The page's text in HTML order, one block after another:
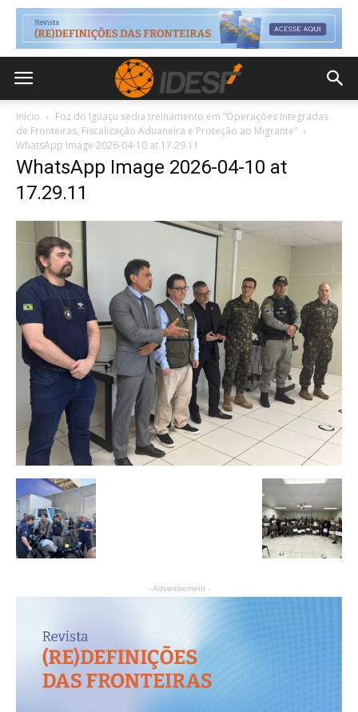
Início
Foz do Iguaçu sedia treinamento em “Operações Integradas
de Fronteiras, Fiscalização Aduaneira e Proteção ao Migrante”
WhatsApp Image 2026-04-10 at 17.29.11
WhatsApp Image 2026-04-10 at
17.29.11
- Advertisement -